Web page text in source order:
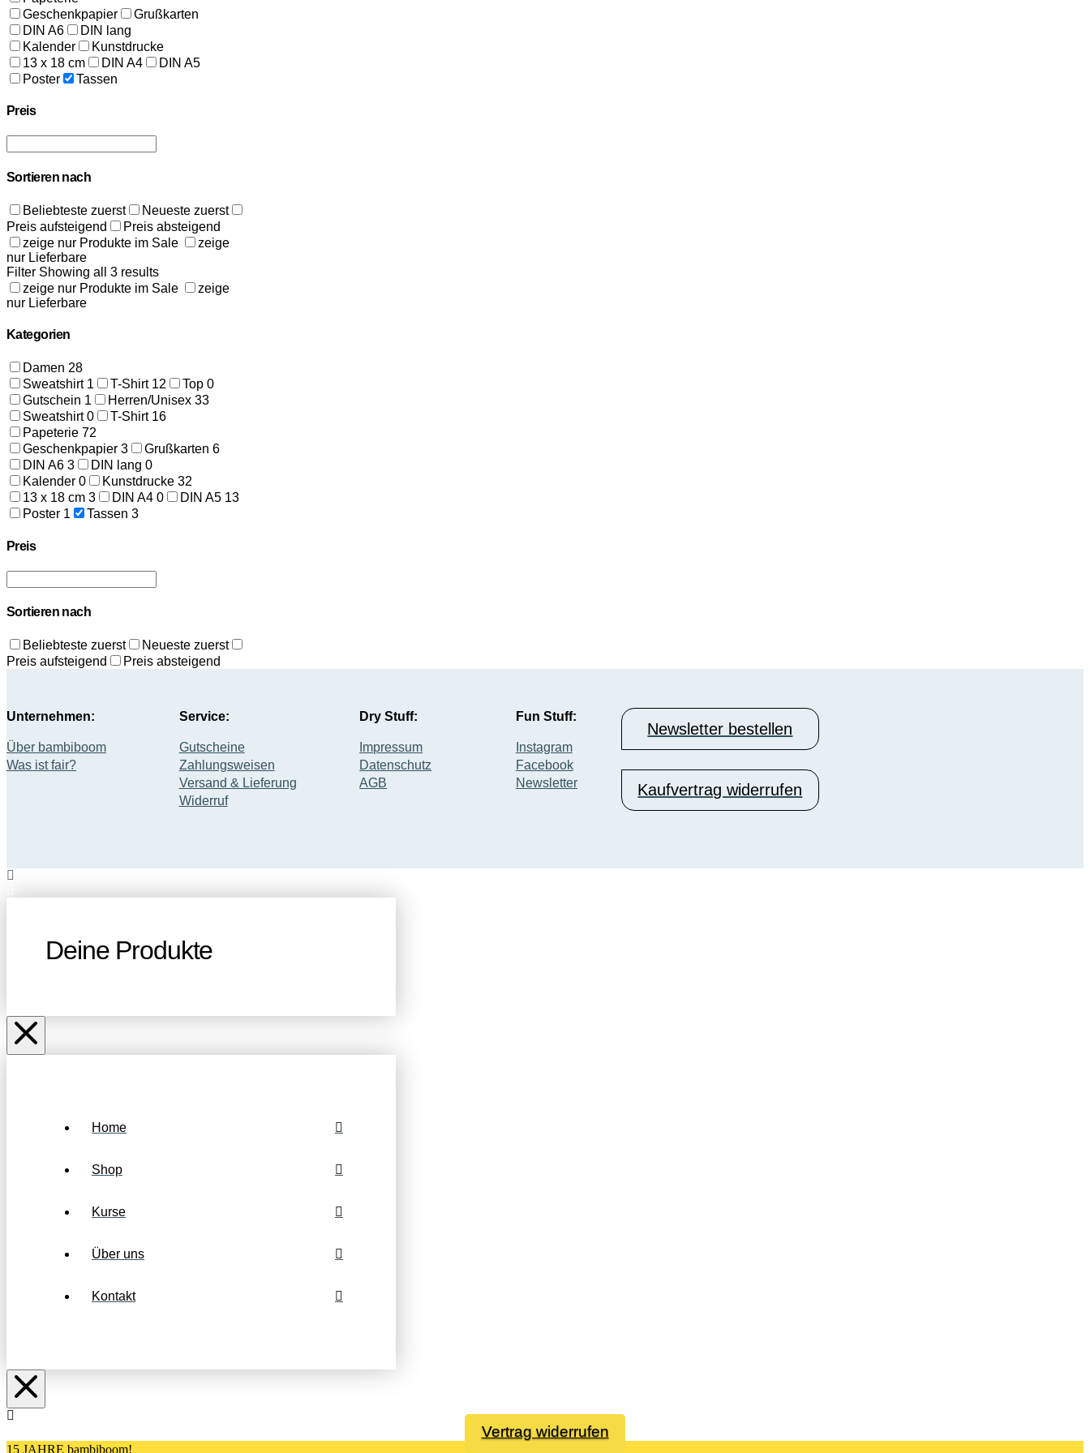
Geschenkpapier
Grußkarten
DIN A6
DIN lang
Kalender
Kunstdrucke
13 x 18 cm
DIN A4
DIN A5
Poster
Tassen
Preis
Sortieren nach
Beliebteste zuerst
Neueste zuerst
Preis aufsteigend
Preis absteigend
zeige nur Produkte im Sale
zeige
nur Lieferbare
Filter Showing all 3 results
zeige nur Produkte im Sale
zeige
nur Lieferbare
Kategorien
Damen 28
Sweatshirt 1 T-Shirt 12 Top 0
Gutschein 1 Herren/Unisex 33
Sweatshirt0 T-Shirt 16
Papeterie 72
Geschenkpapier 3 Grußkarten 6
DIN A6 3 DIN lang 0
Kalender 0 Kunstdrucke 32
13 x 18 cm 3 DIN A4 0 DIN A5 13
Poster 1 Tassen 3
Preis
Sortieren nach
Beliebteste zuerst
Neueste zuerst
Preis aufsteigend
Preis absteigend
Unternehmen:
Über bambiboom
Was ist fair?
Service:
Gutscheine
Zahlungsweisen
Versand & Lieferung
Widerruf
Dry Stuff:
Impressum
Datenschutz
AGB
Fun Stuff:
Instagram
Facebook
Newsletter
Newsletter bestellen
Kaufvertrag widerrufen
Deine Produkte
Home
Shop
Kurse
Über uns
Kontakt
Vertrag widerrufen
15 JAHRE bambiboom!